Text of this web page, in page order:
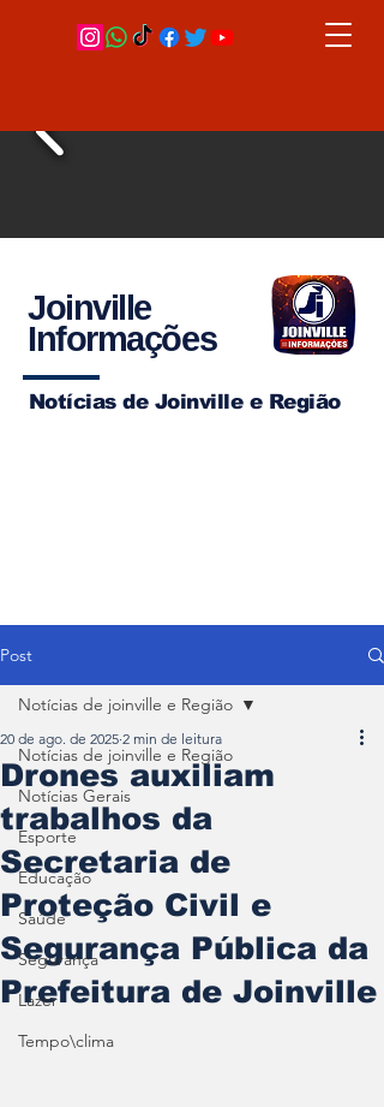
Joinville
Informações
Notícias de Joinville e Região
Post
Notícias de joinville e Região
Notícias Gerais
Esporte
Educação
Saúde
Segurança
Lazer
Tempo\clima
Notícias de joinville e Região
Drones auxiliam
trabalhos da
Secretaria de
Proteção Civil e
Segurança Pública da
Prefeitura de Joinville
20 de ago. de 2025 2 min de leitura